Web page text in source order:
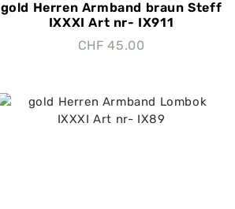
gold Herren Armband braun Steff
IXXXI Art nr- IX911
CHF 45.00